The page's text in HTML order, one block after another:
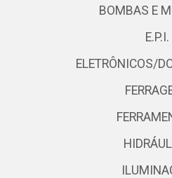
BOMBAS E
E.P.I.
ELETRÔNICOS/